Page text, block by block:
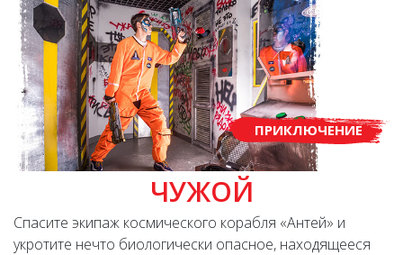
ПРИКЛЮЧЕНИЕ
ЧУЖОЙ
Спасите экипаж космического корабля «Антей» и
укротите нечто биологически опасное, находящееся